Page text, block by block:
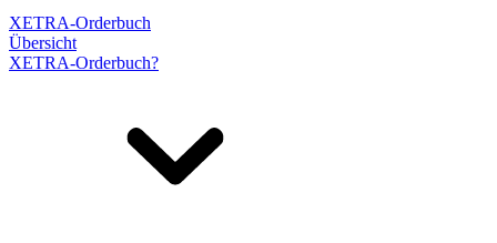
XETRA-Orderbuch
Übersicht
XETRA-Orderbuch?